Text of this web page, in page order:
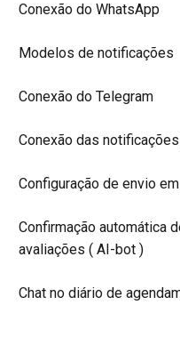
Conexão do WhatsApp
Modelos de notificações
Conexão do Telegram
Conexão das
Configuração de envio
Confirmação automática
avaliações ( AI-bot )
Chat no diário de